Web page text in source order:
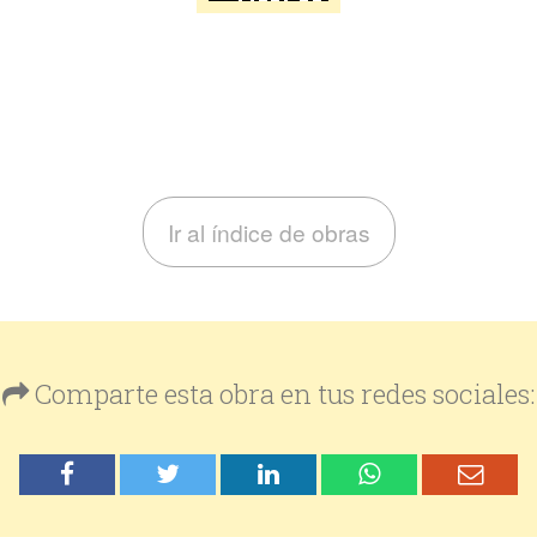
Ir al índice de obras
Comparte esta obra en tus redes sociales: